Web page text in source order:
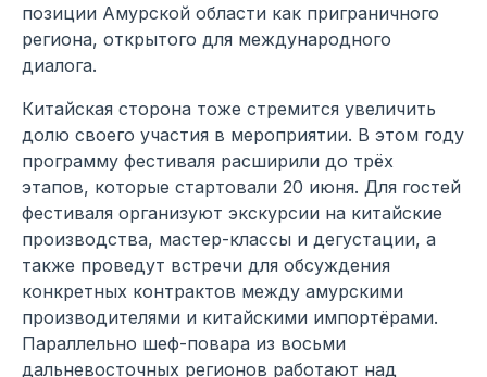
позиции Амурской области как приграничного
региона, открытого для международного
диалога.
Китайская сторона тоже стремится увеличить
долю своего участия в мероприятии. В этом году
программу фестиваля расширили до трёх
этапов, которые стартовали 20 июня. Для гостей
фестиваля организуют экскурсии на китайские
производства, мастер-классы и дегустации, а
также проведут встречи для обсуждения
конкретных контрактов между амурскими
производителями и китайскими импортёрами.
Параллельно шеф-повара из восьми
дальневосточных регионов работают над